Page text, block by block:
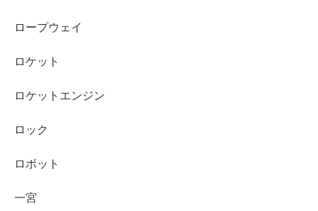
ロープウェイ
ロケット
ロケットエンジン
ロック
ロボット
一宮